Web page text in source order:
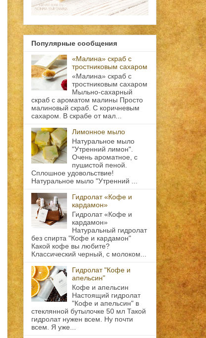
Популярные сообщения
«Малина» скраб с
тростниковым сахаром
«Малина» скраб с
тростниковым сахаром
Мыльно-сахарный
скраб с ароматом малины Просто
малиновый скраб. С коричневым
сахаром. В скрабе от мал...
Лимонное мыло
Натуральное мыло
"Утренний лимон".
Очень ароматное, с
пушистой пеной.
Сплошное удовольствие!
Натуральное мыло "Утренний ...
Гидролат «Кофе и
кардамон»
Гидролат «Кофе и
кардамон»
Натуральный гидролат
без спирта "Кофе и кардамон"
Какой кофе вы любите?
Классический черный, с молоком...
Гидролат "Кофе и
апельсин"
Кофе и апельсин
Настоящий гидролат
"Кофе и апельсин" в
стеклянной бутылочке 50 мл Такой
гидролат нужен всем. Ну почти
всем. Я уже...